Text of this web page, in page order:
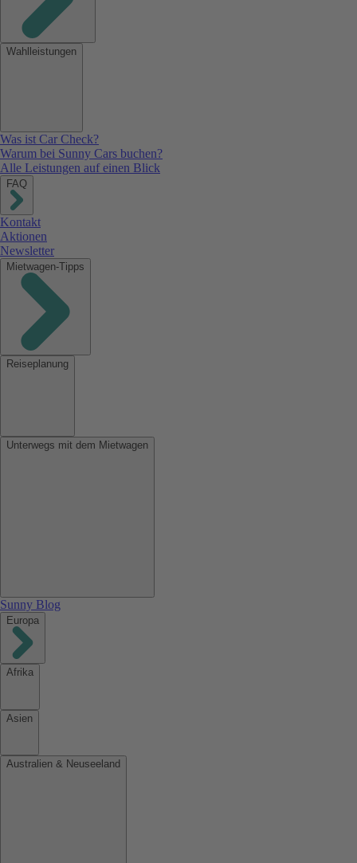
Wahlleistungen
Was ist Car Check?
Warum bei Sunny Cars buchen?
Alle Leistungen auf einen Blick
FAQ
Kontakt
Aktionen
Newsletter
Mietwagen-Tipps
Reiseplanung
Unterwegs mit dem Mietwagen
Sunny Blog
Europa
Afrika
Asien
Australien & Neuseeland